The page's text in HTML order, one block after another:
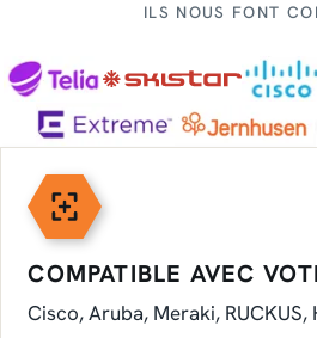
ILS NOUS FONT
COMPATIBLE AVEC
Cisco, Aruba, Meraki,